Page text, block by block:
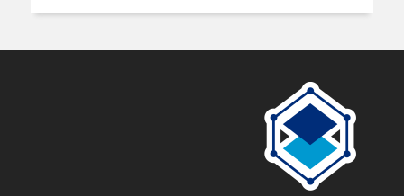
شیوه نامه اطلاع رسانی عضویت کسب و کارها در خودتنظیمگری
اطلاع رسانی عضویت در نظام خودتنظیمگری انجمن بلاکچین
1 سال قبل
بیانیه انجمن بلاکچین در دفاع از حقوق کاربران و کسب و کارهای
شفاف تبادل رمزدارایی